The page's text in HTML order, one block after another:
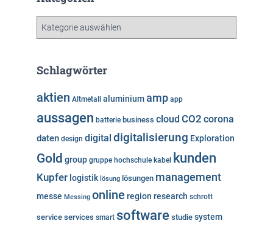
g
r
i
n
Schlagwörter
aktien Altmetall aluminiumamp app
aussagen batterie business cloud CO2 corona
daten design digital digitalisierung Exploration
Gold group gruppe hochschule kabel kunden
Kupfer logistik lösung lösungen management
messe Messing online region research schrott
service services smart software studie system